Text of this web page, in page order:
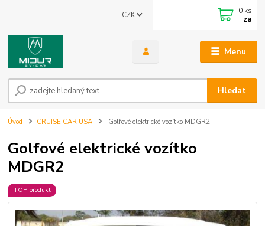
Menu
CZK
Hledat
0 ks
za
Úvod CRUISE CAR USA Golfové elektrické vozítko MDGR2
Golfové elektrické vozítko
MDGR2
TOP produkt